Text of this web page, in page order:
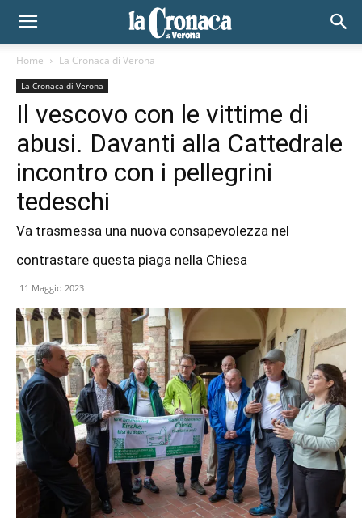
Home La Cronaca di Verona
La Cronaca di Verona
Il vescovo con le vittime di
abusi. Davanti alla Cattedrale
incontro con i pellegrini
tedeschi
Va trasmessa una nuova consapevolezza nel
contrastare questa piaga nella Chiesa
11 Maggio 2023